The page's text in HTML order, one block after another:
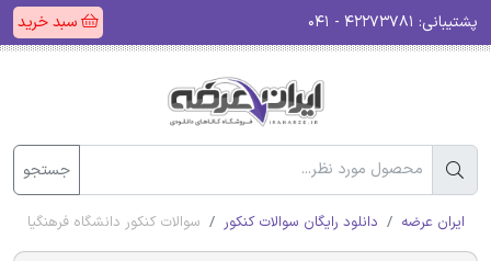
پشتیبانی: سبد خرید
جستجو
ایران عرضه دانلود رایگان سوالات کنکور سوالات کنکور دانشگاه فرهنگیان